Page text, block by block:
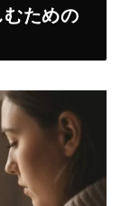
むための